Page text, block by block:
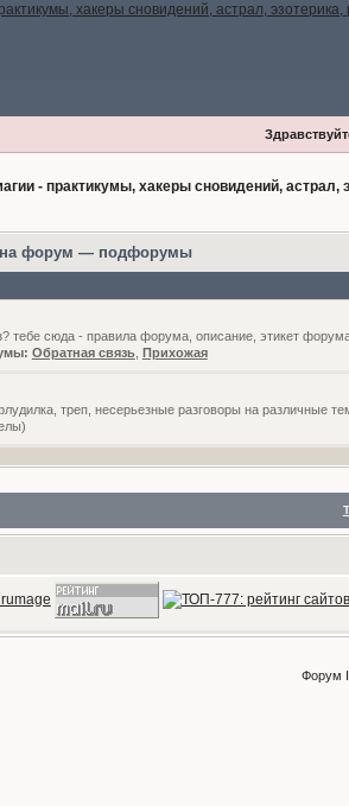
- практикумы, хакеры сновидений, астрал,
на форум — подфорумы
тебе сюда - правила форума, описание, этикет
Обратная связь, Прихожая
треп, несерьезные разговоры на различные
Форум